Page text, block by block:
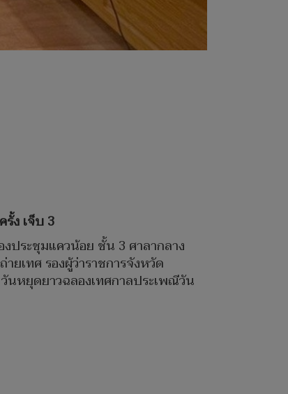
ง เจ็บ 3
ประชุมแควน้อย ชั้น 3 ศาลากลาง
เทศ รองผู้ว่าราชการจังหวัด
หยุดยาวฉลองเทศกาลประเพณีวัน